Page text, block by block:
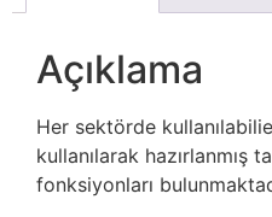
Açıklama
Her sektörde
kullanılarak hazırlanmış
fonksiyonları